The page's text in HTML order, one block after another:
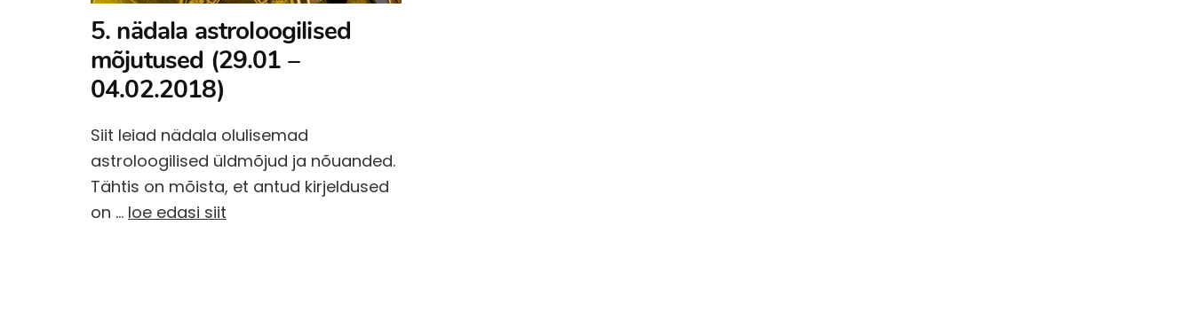
5. nädala astroloogilised
mõjutused (29.01 –
04.02.2018)
Siit leiad nädala olulisemad
astroloogilised üldmõjud ja nõuanded.
Tähtis on mõista, et antud kirjeldused
on … loe edasi siit